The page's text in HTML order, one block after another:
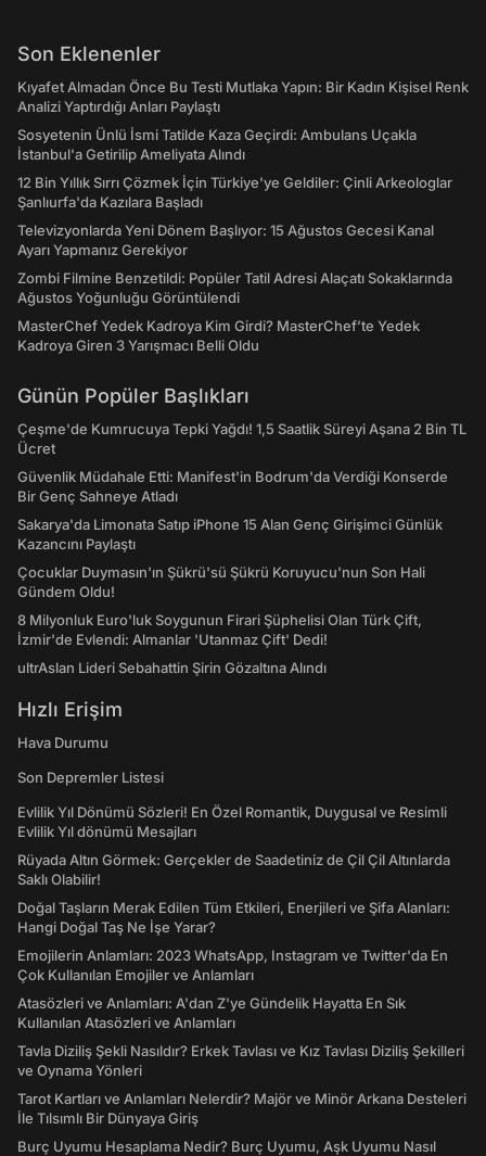
Son Eklenenler
Kıyafet Almadan Önce Bu Testi Mutlaka Yapın: Bir Kadın Kişisel Renk
Analizi Yaptırdığı Anları Paylaştı
Sosyetenin Ünlü İsmi Tatilde Kaza Geçirdi: Ambulans Uçakla
İstanbul'a Getirilip Ameliyata Alındı
12 Bin Yıllık Sırrı Çözmek İçin Türkiye'ye Geldiler: Çinli Arkeologlar
Şanlıurfa'da Kazılara Başladı
Televizyonlarda Yeni Dönem Başlıyor: 15 Ağustos Gecesi Kanal
Ayarı Yapmanız Gerekiyor
Zombi Filmine Benzetildi: Popüler Tatil Adresi Alaçatı Sokaklarında
Ağustos Yoğunluğu Görüntülendi
MasterChef Yedek Kadroya Kim Girdi? MasterChef’te Yedek
Kadroya Giren 3 Yarışmacı Belli Oldu
Günün Popüler Başlıkları
Çeşme'de Kumrucuya Tepki Yağdı! 1,5 Saatlik Süreyi Aşana 2 Bin TL
Ücret
Güvenlik Müdahale Etti: Manifest'in Bodrum'da Verdiği Konserde
Bir Genç Sahneye Atladı
Sakarya'da Limonata Satıp iPhone 15 Alan Genç Girişimci Günlük
Kazancını Paylaştı
Çocuklar Duymasın'ın Şükrü'sü Şükrü Koruyucu'nun Son Hali
Gündem Oldu!
8 Milyonluk Euro'luk Soygunun Firari Şüphelisi Olan Türk Çift,
İzmir'de Evlendi: Almanlar 'Utanmaz Çift' Dedi!
ultrAslan Lideri Sebahattin Şirin Gözaltına Alındı
Hızlı Erişim
Hava Durumu
Son Depremler Listesi
Evlilik Yıl Dönümü Sözleri! En Özel Romantik, Duygusal ve Resimli
Evlilik Yıl dönümü Mesajları
Rüyada Altın Görmek: Gerçekler de Saadetiniz de Çil Çil Altınlarda
Saklı Olabilir!
Doğal Taşların Merak Edilen Tüm Etkileri, Enerjileri ve Şifa Alanları:
Hangi Doğal Taş Ne İşe Yarar?
Emojilerin Anlamları: 2023 WhatsApp, Instagram ve Twitter'da En
Çok Kullanılan Emojiler ve Anlamları
Atasözleri ve Anlamları: A'dan Z'ye Gündelik Hayatta En Sık
Kullanılan Atasözleri ve Anlamları
Tavla Diziliş Şekli Nasıldır? Erkek Tavlası ve Kız Tavlası Diziliş Şekilleri
ve Oynama Yönleri
Tarot Kartları ve Anlamları Nelerdir? Majör ve Minör Arkana Desteleri
İle Tılsımlı Bir Dünyaya Giriş
Burç Uyumu Hesaplama Nedir? Burç Uyumu, Aşk Uyumu Nasıl